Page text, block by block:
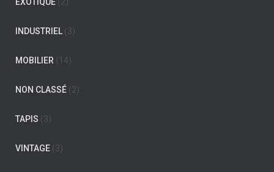
INDUSTRIEL (3)
MOBILIER (14)
NON CLASSÉ (2)
TAPIS (3)
VINTAGE (3)